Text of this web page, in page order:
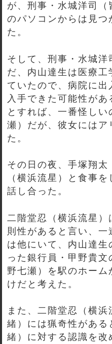
が、刑事・水城洋司（
のパソコンからは見つ
た。
そして、刑事・水城洋
だ、内山達生は医療工
ていたので、病院に出
入手できた可能性が
とすれば、一番怪し
瀬）だが、彼女にはア
た。
その日の夜、手塚翔太
（横浜流星）と食事
話し合った。
二階堂忍（横浜流星）
則性があると言い、一
は他にいて、内山達
った銀行員・甲野貴
野七瀬）を駅のホー
けだと考えた。
また、二階堂忍（横
緒）には猟奇性がある
緒）に対する認識を